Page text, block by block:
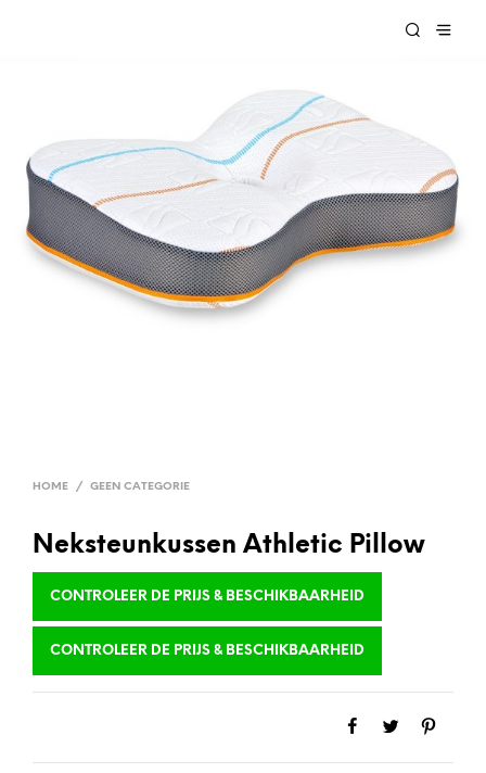
HOME / GEEN CATEGORIE
Neksteunkussen Athletic Pillow
CONTROLEER DE PRIJS & BESCHIKBAARHEID
CONTROLEER DE PRIJS & BESCHIKBAARHEID